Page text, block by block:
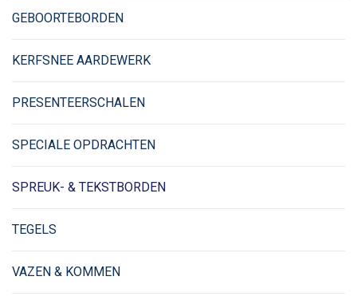
GEBOORTEBORDEN
KERFSNEE AARDEWERK
PRESENTEERSCHALEN
SPECIALE OPDRACHTEN
SPREUK- & TEKSTBORDEN
TEGELS
VAZEN & KOMMEN